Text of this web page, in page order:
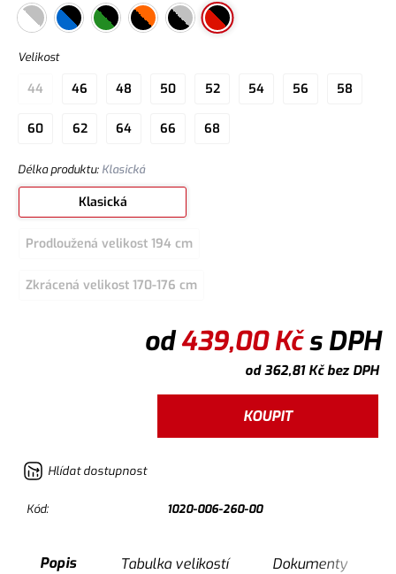
Velikost
44 46 48 50 52 54 56 58
60 62 64 66 68
Délka produktu: Klasická
Klasická
Prodloužená velikost 194 cm
Zkrácená velikost 170-176 cm
od439,00Kčs DPH
od362,81Kčbez DPH
KOUPIT
Hlídat dostupnost
Kód: 1020-006-260-00
Popis Tabulka velikostí Dokumenty